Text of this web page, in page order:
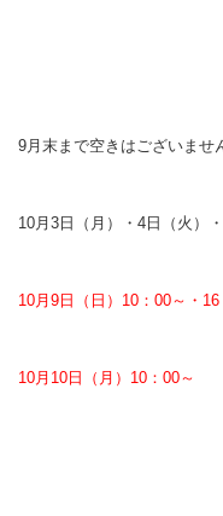
9月末まで空きはございませ
10月3日（月）・4日（火）
10月9日（日）10：00～・16
10月10日（月）10：00～